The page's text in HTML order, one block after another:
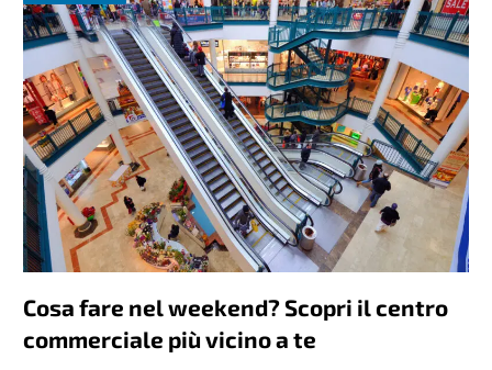
Cosa fare nel weekend? Scopri il centro
commerciale più vicino a te